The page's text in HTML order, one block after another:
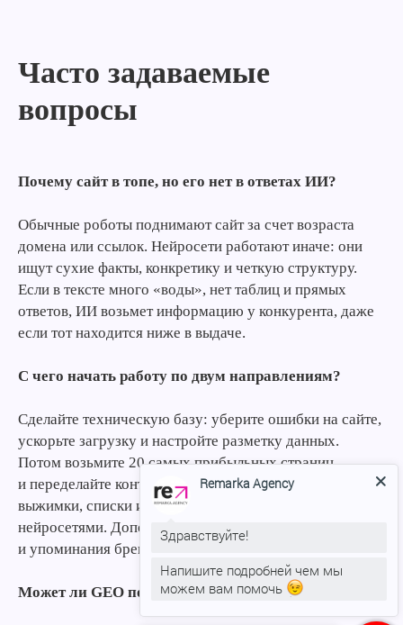
Часто задаваемые
вопросы
Почему сайт в топе, но его нет в ответах ИИ?
Обычные роботы поднимают сайт за счет возраста
домена или ссылок. Нейросети работают иначе: они
ищут сухие факты, конкретику и четкую структуру.
Если в тексте много «воды», нет таблиц и прямых
ответов, ИИ возьмет информацию у конкурента, даже
если тот находится ниже в выдаче.
С чего начать работу по двум направлениям?
Сделайте техническую базу: уберите ошибки на сайте,
ускорьте загрузку и настройте разметку данных.
Потом возьмите 20 самых прибыльных страниц
и переделайте контент. Добавьте туда короткие
выжимки, списки и таблицы для цитирования
нейросетями. Дополнительно собирайте отзывы
и упоминания бренда на других площадках.
Может ли GEO полностью заменить SEO?
Remarka Agency
Здравствуйте!
Напишите подробней чем мы
можем вам помочь